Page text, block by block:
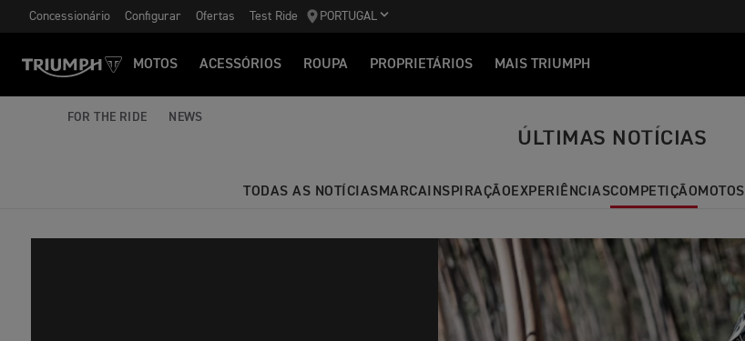
Concessionário Configurar Ofertas Test Ride PORTUGAL
MOTOS ACESSÓRIOS ROUPA PROPRIETÁRIOS MAIS TRIUMPH
FOR THE RIDE NEWS
ÚLTIMAS NOTÍCIAS
TODAS AS NOTÍCIAS MARCA INSPIRAÇÃO EXPERIÊNCIASCOMPETIÇÃO MOTOS